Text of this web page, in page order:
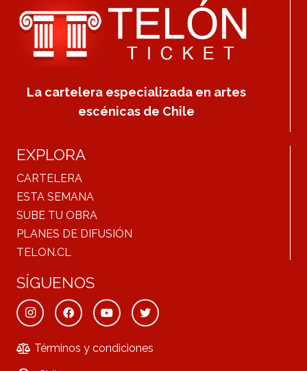
La cartelera especializada en artes
escénicas de Chile
EXPLORA
CARTELERA
ESTA SEMANA
SUBE TU OBRA
PLANES DE DIFUSIÓN
TELON.CL
SÍGUENOS
Términos y condiciones